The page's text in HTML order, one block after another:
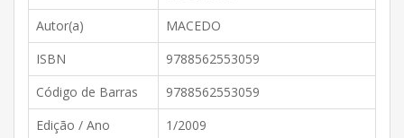
Autor(a)
MACEDO
ISBN
9788562553059
Código de Barras
9788562553059
Edição / Ano
1/2009